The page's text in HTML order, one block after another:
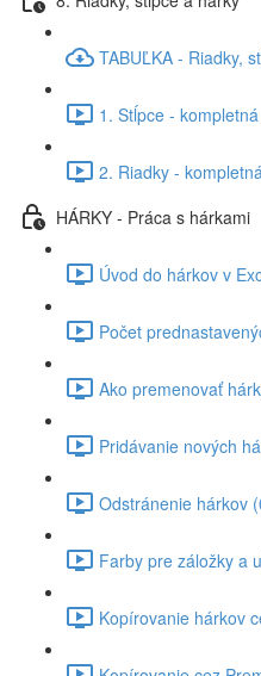
TABUĽKA - Riadky,
1. Stĺpce -
2. Riadky -
HÁRKY - Práca s hárkami
Úvod do hárkov v
Počet
Ako premenovať
Pridávanie nových
Odstránenie hárkov
Farby pre záložky a
Kopírovanie hárkov